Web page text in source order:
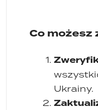
Co możesz
Ukrainy.